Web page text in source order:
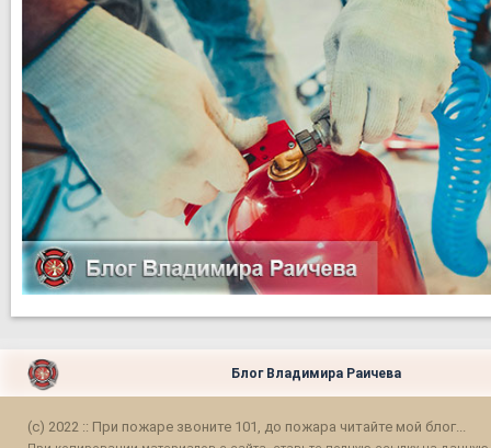
Блог Владимира Раичева
(c) 2022 :: При пожаре звоните 101, до пожара читайте мой блог...